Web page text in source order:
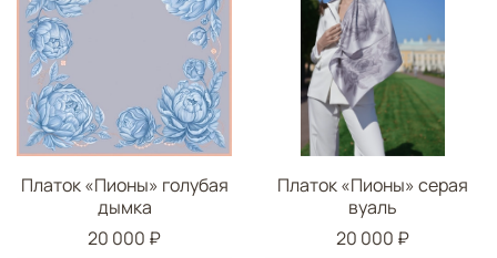
Платок «Пионы» голубая
дымка
20 000 ₽
Платок «Пионы» серая
вуаль
20 000 ₽